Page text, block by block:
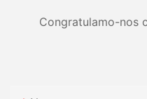
Congratulamo-nos